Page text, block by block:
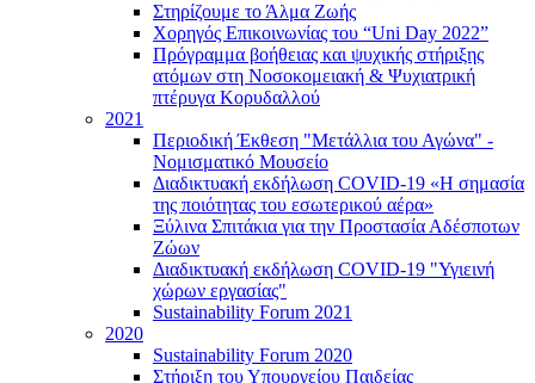
Στηρίζουμε το Άλμα Ζωής
Χορηγός Επικοινωνίας του “Uni Day 2022”
Πρόγραμμα βοήθειας και ψυχικής στήριξης
ατόμων στη Νοσοκομειακή & Ψυχιατρική
πτέρυγα Κορυδαλλού
2021
Περιοδική Έκθεση "Μετάλλια του Αγώνα" -
Νομισματικό Μουσείο
Διαδικτυακή εκδήλωση COVID-19 «Η σημασία
της ποιότητας του εσωτερικού αέρα»
Ξύλινα Σπιτάκια για την Προστασία Αδέσποτων
Ζώων
Διαδικτυακή εκδήλωση COVID-19 "Υγιεινή
χώρων εργασίας"
Sustainability Forum 2021
2020
Sustainability Forum 2020
Στήριξη του Υπουργείου Παιδείας